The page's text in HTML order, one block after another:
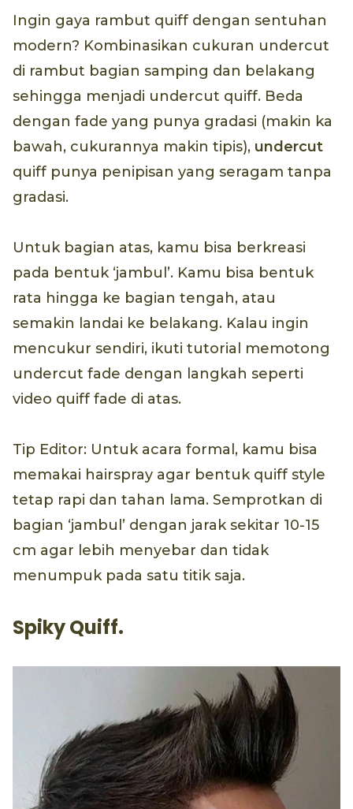
Ingin gaya rambut quiff dengan sentuhan
modern? Kombinasikan cukuran undercut
di rambut bagian samping dan belakang
sehingga menjadi undercut quiff. Beda
dengan fade yang punya gradasi (makin ka
bawah, cukurannya makin tipis), undercut
quiff punya penipisan yang seragam tanpa
gradasi.
Untuk bagian atas, kamu bisa berkreasi
pada bentuk ‘jambul’. Kamu bisa bentuk
rata hingga ke bagian tengah, atau
semakin landai ke belakang. Kalau ingin
mencukur sendiri, ikuti tutorial memotong
undercut fade dengan langkah seperti
video quiff fade di atas.
Tip Editor: Untuk acara formal, kamu bisa
memakai hairspray agar bentuk quiff style
tetap rapi dan tahan lama. Semprotkan di
bagian ‘jambul’ dengan jarak sekitar 10-15
cm agar lebih menyebar dan tidak
menumpuk pada satu titik saja.
Spiky Quiff.